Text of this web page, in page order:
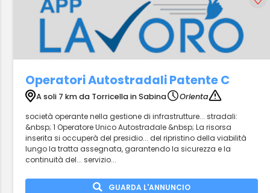
Operatori Autostradali Patente C
A soli 7 km da Torricella in Sabina
Orienta
società operante nella gestione di infrastrutture... stradali:
&nbsp; 1 Operatore Unico Autostradale &nbsp; La risorsa
inserita si occuperà del presidio... del ripristino della viabilità
lungo la tratta assegnata, garantendo la sicurezza e la
continuità del... servizio...
GUARDA L'ANNUNCIO